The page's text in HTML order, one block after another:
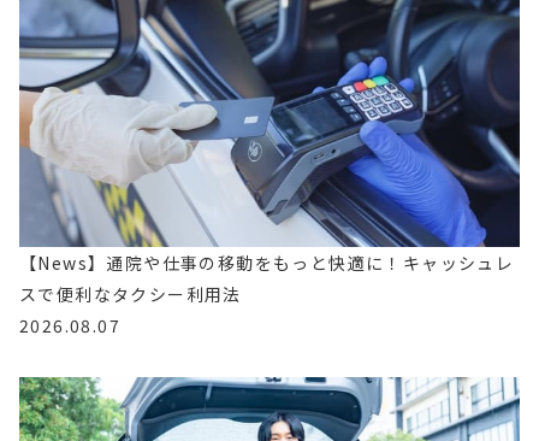
【News】通院や仕事の移動をもっと快適に！キャッシュレ
スで便利なタクシー利用法
2026.08.07